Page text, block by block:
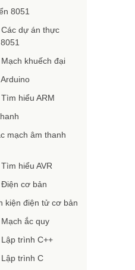
8051
dự án thực
khuếch đại
hiểu ARM
mạch âm thanh
hiểu AVR
cơ bản
kiện điện tử cơ bản
ắc quy
trình C++
trình C